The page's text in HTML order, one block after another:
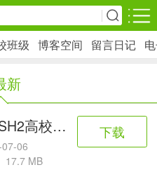
安卓游戏
讯
应用
1万+款应用
财
班级 博客空间 留言日记
新
高校毕业生去向信息
06
17.7 MB
下载